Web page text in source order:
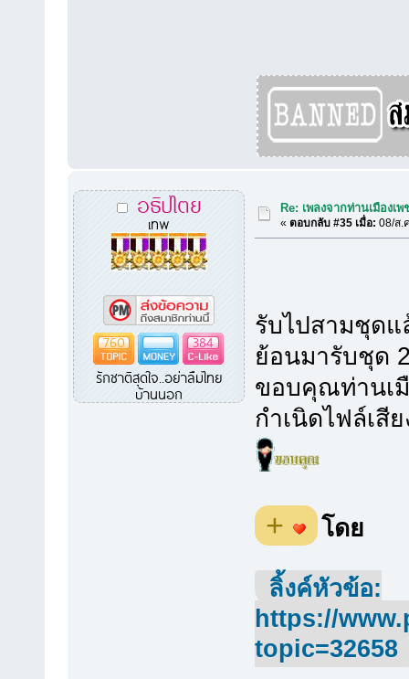
อธิปไตย
เทพ
760
384
รักชาติสุดใจ..อย่าลืมไทย
บ้านนอก
Re: เพลงจากท่านเมืองเ
«ตอบกลับ #35 เมื่อ: 08/ส.
รับไปสามชุดแ
ย้อนมารับชุด
ขอบคุณท่านเ
กำเนิดไฟล์เสี
+ โดย
ลิ้งค์หัวข้อ:
https://
topic=32658